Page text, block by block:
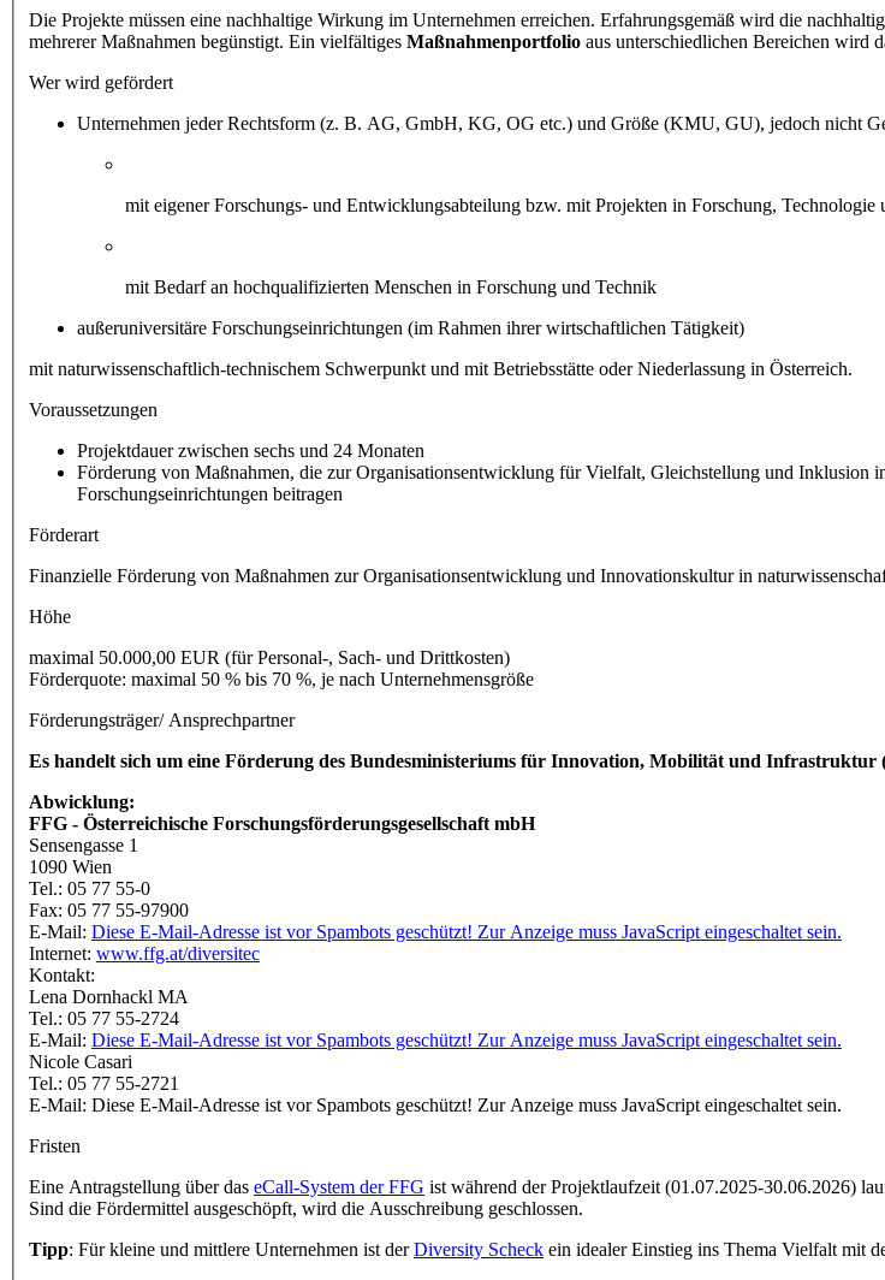
Die Projekte müssen eine nachhaltige Wirkung im Unternehmen erreichen. Erfahrungsgemäß wird die
mehrerer Maßnahmen begünstigt. Ein vielfältiges Maßnahmenportfolio aus unterschiedlichen Bereichen wird
Wer wird gefördert
Unternehmen jeder Rechtsform (z. B. AG, GmbH, KG, OG etc.) und Größe (KMU, GU), jedoch nicht
mit eigener Forschungs- und Entwicklungsabteilung bzw. mit Projekten in Forschung, Technologie
mit Bedarf an hochqualifizierten Menschen in Forschung und Technik
außeruniversitäre Forschungseinrichtungen (im Rahmen ihrer wirtschaftlichen Tätigkeit)
mit naturwissenschaftlich-technischem Schwerpunkt und mit Betriebsstätte oder Niederlassung in Österreich.
Voraussetzungen
Projektdauer zwischen sechs und 24 Monaten
Förderung von Maßnahmen, die zur Organisationsentwicklung für Vielfalt, Gleichstellung und Inklusion
Forschungseinrichtungen beitragen
Förderart
Finanzielle Förderung von Maßnahmen zur Organisationsentwicklung und Innovationskultur in
Höhe
maximal 50.000,00 EUR (für Personal-, Sach- und Drittkosten)
Förderquote: maximal 50 % bis 70 %, je nach Unternehmensgröße
Förderungsträger/ Ansprechpartner
Es handelt sich um eine Förderung des Bundesministeriums für Innovation, Mobilität und
Abwicklung:
FFG - Österreichische Forschungsförderungsgesellschaft mbH
Sensengasse 1
1090 Wien
Tel.: 05 77 55-0
Fax: 05 77 55-97900
E-Mail: Diese E-Mail-Adresse ist vor Spambots geschützt! Zur Anzeige muss JavaScript eingeschaltet sein.
Internet: www.ffg.at/diversitec
Kontakt:
Lena Dornhackl MA
Tel.: 05 77 55-2724
E-Mail: Diese E-Mail-Adresse ist vor Spambots geschützt! Zur Anzeige muss JavaScript eingeschaltet sein.
Nicole Casari
Tel.: 05 77 55-2721
E-Mail: Diese E-Mail-Adresse ist vor Spambots geschützt! Zur Anzeige muss JavaScript eingeschaltet sein.
Fristen
Eine Antragstellung über das eCall-System der FFG ist während der Projektlaufzeit (01.07.2025-30.06.2026)
Sind die Fördermittel ausgeschöpft, wird die Ausschreibung geschlossen.
Tipp: Für kleine und mittlere Unternehmen ist derDiversity Scheck ein idealer Einstieg ins Thema Vielfalt mit